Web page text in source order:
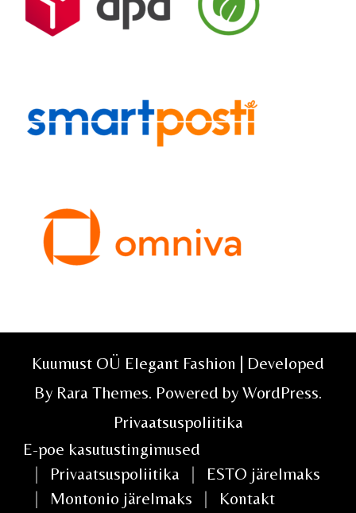
Kuumust OÜ Elegant Fashion | Developed
By Rara Themes. Powered by WordPress.
Privaatsuspoliitika
E-poe kasutustingimused
Privaatsuspoliitika
ESTO järelmaks
Montonio järelmaks
Kontakt